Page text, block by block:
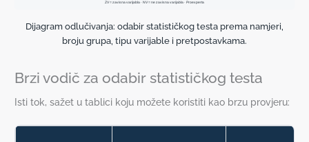
ZV = zavisna varijabla · NV = nezavisna varijabla · Proexperta
Dijagram odlučivanja: odabir statističkog testa prema namjeri,
broju grupa, tipu varijable i pretpostavkama.
Brzi vodič za odabir statističkog testa
Isti tok, sažet u tablici koju možete koristiti kao brzu provjeru: